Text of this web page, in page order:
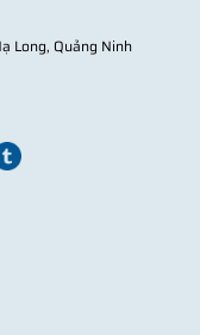
Long, Quảng Ninh